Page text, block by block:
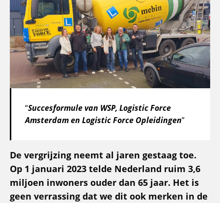
Succesformule van WSP, Logistic Force
Amsterdam en Logistic Force Opleidingen
De vergrijzing neemt al jaren gestaag toe.
Op 1 januari 2023 telde Nederland ruim 3,6
miljoen inwoners ouder dan 65 jaar. Het is
geen verrassing dat we dit ook merken in de